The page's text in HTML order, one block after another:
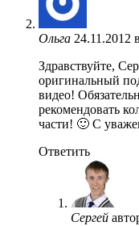
Ольга 24.11.2012
Здравствуйте,
оригинальный
видео!
рекомендовать
части! 🙂 С
Ответить
Сергей